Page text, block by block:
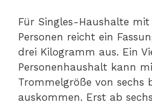
Für Singles-Haushalte
Personen reicht ein
drei Kilogramm aus. Ein
Personenhaushalt kann
Trommelgröße von sechs
auskommen. Erst ab